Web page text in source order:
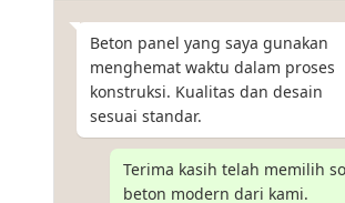
Beton panel yang saya gunakan
menghemat waktu dalam proses
konstruksi. Kualitas dan desain
sesuai standar.
Terima kasih telah memilih
beton modern dari kami.